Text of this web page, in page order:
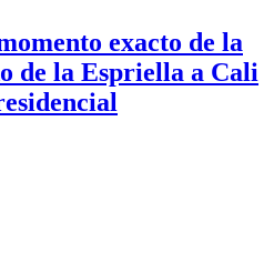
exacto de la
de la Espriella a Cali